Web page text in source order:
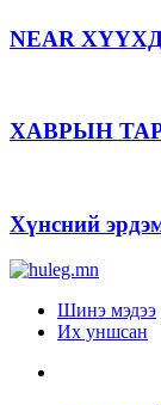
NEAR
ХАВРЫН
Хүнсний
Шинэ мэдээ
Их уншсан